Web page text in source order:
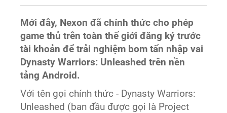
Mới đây, Nexon đã chính thức cho phép
game thủ trên toàn thế giới đăng ký trước
tài khoản để trải nghiệm bom tấn nhập vai
Dynasty Warriors: Unleashed trên nền
tảng Android.
Với tên gọi chính thức - Dynasty Warriors:
Unleashed (ban đầu được gọi là Project